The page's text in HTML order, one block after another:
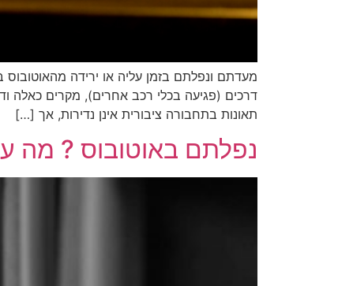
מעדתם ונפלתם בזמן עליה או ירידה
דרכים (פגיעה בכלי רכב אחרים), מקרים כאלה
תאונות בתחבורה ציבורית אינן נדירות, אך […]
נפלתם באוטובוס ? מה